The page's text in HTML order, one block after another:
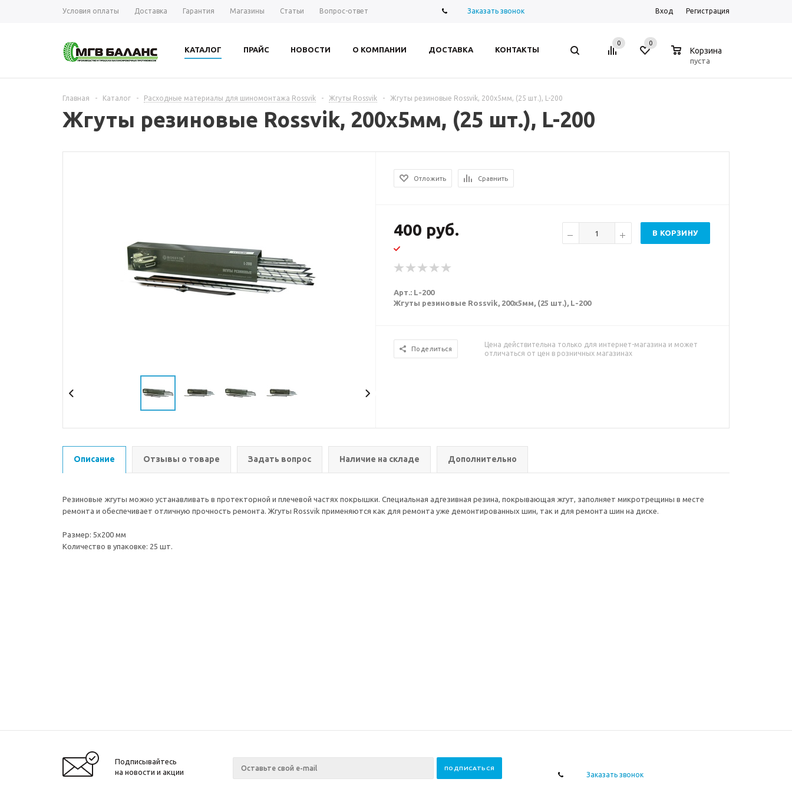
Условия оплаты Доставка Гарантия Магазины Статьи Вопрос-ответ Заказать звонок Вход Регистрация
КАТАЛОГ ПРАЙС НОВОСТИ О КОМПАНИИ ДОСТАВКА КОНТАКТЫ
0 0
Корзина
пуста
Главная - Каталог - Расходные материалы для шиномонтажа Rossvik - Жгуты Rossvik - Жгуты резиновые Rossvik, 200х5мм, (25 шт.), L-200
Жгуты резиновые Rossvik, 200х5мм, (25 шт.), L-200
Отложить Сравнить
400 руб. В КОРЗИНУ
Арт.: L-200
Жгуты резиновые Rossvik, 200х5мм, (25 шт.), L-200
Поделиться
Цена действительна только для интернет-магазина и может
отличаться от цен в розничных магазинах
Описание Отзывы о товаре Задать вопрос Наличие на складе Дополнительно
Резиновые жгуты можно устанавливать в протекторной и плечевой частях покрышки. Специальная адгезивная резина, покрывающая жгут, заполняет микротрещины в месте
ремонта и обеспечивает отличную прочность ремонта. Жгуты Rossvik применяются как для ремонта уже демонтированных шин, так и для ремонта шин на диске.
Размер: 5х200 мм
Количество в упаковке: 25 шт.
Подписывайтесь
на новости и акции
Заказать звонок